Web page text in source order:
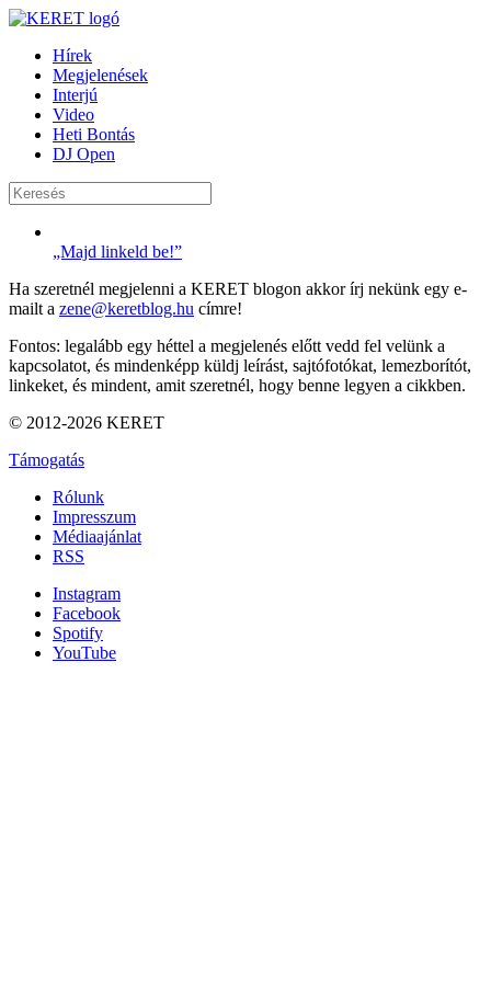
Hírek
Megjelenések
Interjú
Video
Heti Bontás
DJ Open
„Majd linkeld be!”
Ha szeretnél megjelenni a KERET blogon akkor írj nekünk egy e-
mailt a zene@keretblog.hu címre!
Fontos: legalább egy héttel a megjelenés előtt vedd fel velünk a
kapcsolatot, és mindenképp küldj leírást, sajtófotókat, lemezborítót,
linkeket, és mindent, amit szeretnél, hogy benne legyen a cikkben.
© 2012-2026 KERET
Támogatás
Rólunk
Impresszum
Médiaajánlat
RSS
Instagram
Facebook
Spotify
YouTube